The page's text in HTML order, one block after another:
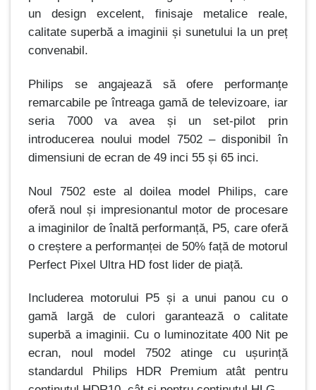
un design excelent, finisaje metalice reale,
calitate superbă a imaginii și sunetului la un preț
convenabil.
Philips se angajează să ofere performanțe
remarcabile pe întreaga gamă de televizoare, iar
seria 7000 va avea și un set-pilot prin
introducerea noului model 7502 – disponibil în
dimensiuni de ecran de 49 inci 55 și 65 inci.
Noul 7502 este al doilea model Philips, care
oferă noul și impresionantul motor de procesare
a imaginilor de înaltă performanță, P5, care oferă
o creștere a performanței de 50% față de motorul
Perfect Pixel Ultra HD fost lider de piață.
Includerea motorului P5 și a unui panou cu o
gamă largă de culori garantează o calitate
superbă a imaginii. Cu o luminozitate 400 Nit pe
ecran, noul model 7502 atinge cu ușurință
standardul Philips HDR Premium atât pentru